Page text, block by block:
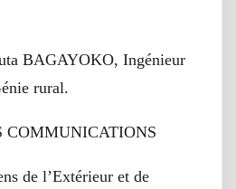
BAGAYOKO, Ingénieur
rural.
COMMUNICATIONS
de l’Extérieur et de